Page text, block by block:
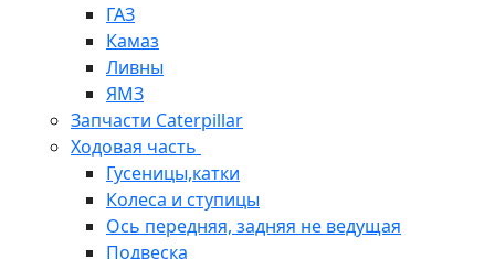
ГАЗ
Камаз
Ливны
ЯМЗ
Запчасти Caterpillar
Ходовая часть
Гусеницы,катки
Колеса и ступицы
Ось передняя, задняя не ведущая
Подвеска